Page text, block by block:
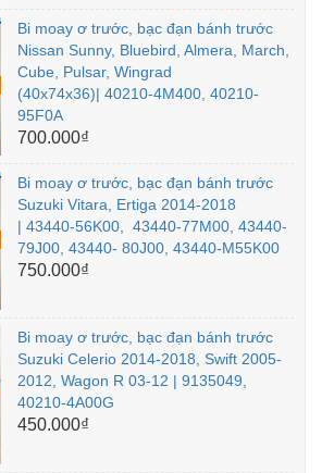
Bi moay ơ trước, bạc đạn bánh trước
Nissan Sunny, Bluebird, Almera, March,
Cube, Pulsar, Wingrad
(40x74x36)| 40210-4M400, 40210-
95F0A
700.000₫
Bi moay ơ trước, bạc đạn bánh trước
Suzuki Vitara, Ertiga 2014-2018
| 43440-56K00, 43440-77M00, 43440-
79J00, 43440- 80J00, 43440-M55K00
750.000₫
Bi moay ơ trước, bạc đạn bánh trước
Suzuki Celerio 2014-2018, Swift 2005-
2012, Wagon R 03-12 | 9135049,
40210-4A00G
450.000₫